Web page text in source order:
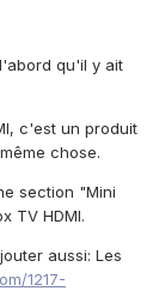
qu'il y ait
c'est un produit
chose.
section "Mini
TV HDMI.
aussi: Les
1217-